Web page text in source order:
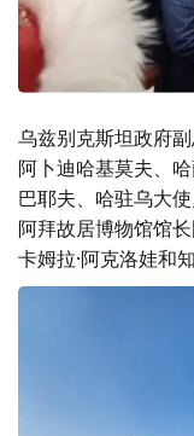
乌兹别克斯坦政府
阿卜迪哈基莫夫、
巴耶夫、哈驻乌大
阿拜故居博物馆馆
卡姆拉·阿克洛娃和